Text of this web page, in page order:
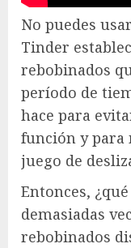
No puedes
Tinder
rebobinados
período de
hace para
función y para
juego de
Entonces,
demasiadas
rebobinados